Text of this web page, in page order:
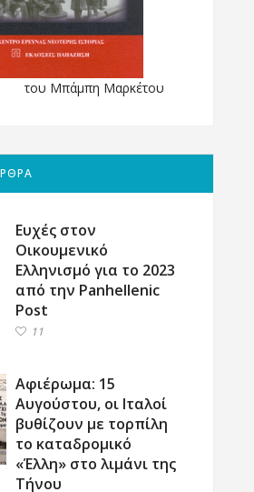
του Μπάμπη Μαρκέτου
Ευχές στον
Οικουμενικό
Ελληνισμό για το 2023
από την Panhellenic
Post
11
Αφιέρωμα: 15
Αυγούστου, οι Ιταλοί
βυθίζουν με τορπίλη
το καταδρομικό
«Έλλη» στο λιμάνι της
Τήνου